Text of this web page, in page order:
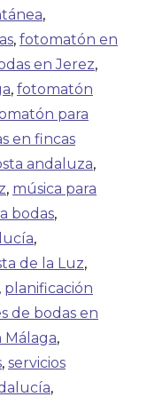
,
, fotomatón en
en Jerez,
, fotomatón
para
en fincas
andaluza,
, música para
bodas,
,
de la Luz,
, planificación
de bodas en
Málaga,
, servicios
,